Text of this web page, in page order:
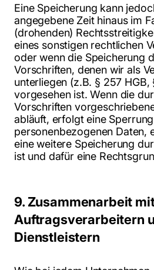
Eine Speicherung kann
angegebene Zeit hinaus im
(drohenden)
eines sonstigen rechtlichen
oder wenn die Speicherung
Vorschriften, denen wir als
unterliegen (z.B. § 257 HGB,
vorgesehen ist. Wenn die
Vorschriften
abläuft, erfolgt eine
personenbezogenen Daten,
eine weitere Speicherung
ist und dafür eine
9. Zusammenarbeit
Auftragsverarbeitern
Dienstleistern